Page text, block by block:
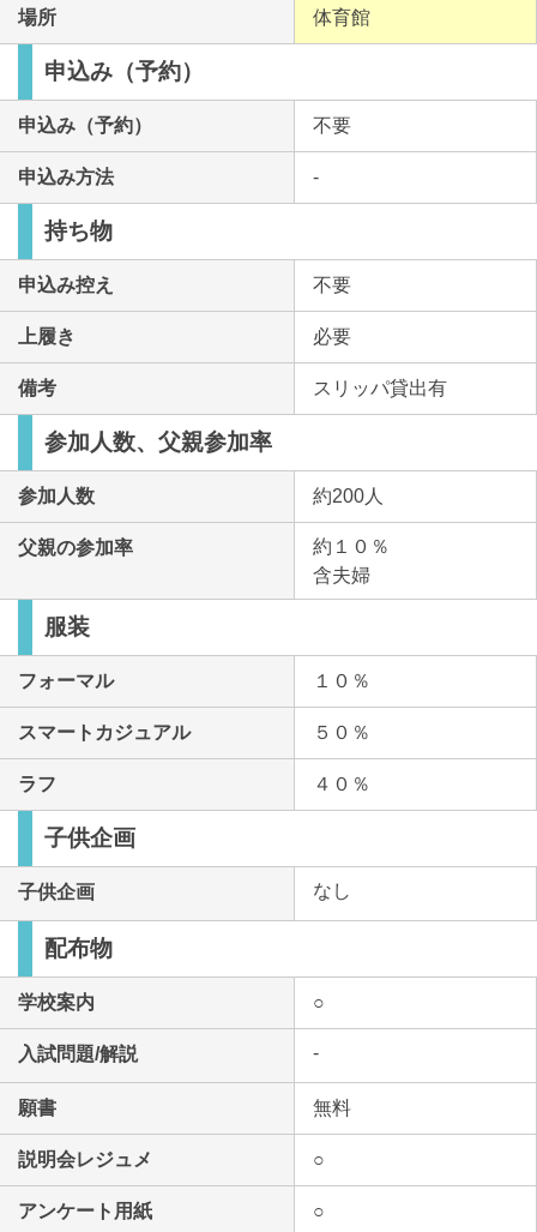
場所 体育館
申込み（予約）
申込み（予約） 不要
申込み方法 -
持ち物
申込み控え 不要
上履き 必要
備考 スリッパ貸出有
参加人数、父親参加率
参加人数 約200人
父親の参加率
約１０％
含夫婦
服装
フォーマル １０％
スマートカジュアル ５０％
ラフ ４０％
子供企画
子供企画 なし
配布物
学校案内 ○
入試問題/解説 -
願書 無料
説明会レジュメ ○
アンケート用紙 ○